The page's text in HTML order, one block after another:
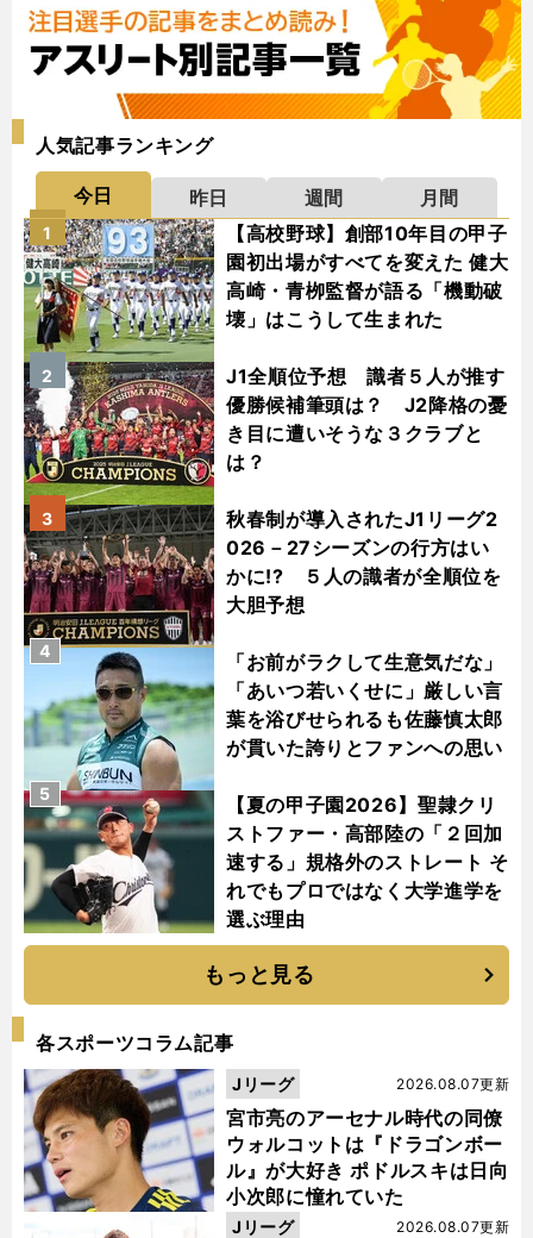
人気記事ランキング
今日 昨日 週間
月間
【高校野球】創部10年目の甲子
園初出場がすべてを変えた 健大
高崎・青栁監督が語る「機動破
壊」はこうして生まれた
1
J1全順位予想 識者５人が推す
優勝候補筆頭は？ J2降格の憂
き目に遭いそうな３クラブと
は？
2
秋春制が導入されたJ1リーグ2
026－27シーズンの行方はい
かに!? ５人の識者が全順位を
大胆予想
3
「お前がラクして生意気だな」
「あいつ若いくせに」厳しい言
葉を浴びせられるも佐藤慎太郎
が貫いた誇りとファンへの思い
4
【夏の甲子園2026】聖隷クリ
ストファー・高部陸の「２回加
速する」規格外のストレート そ
れでもプロではなく大学進学を
選ぶ理由
5
もっと見る
各スポーツコラム記事
宮市亮のアーセナル時代の同僚
ウォルコットは『ドラゴンボー
ル』が大好き ポドルスキは日向
小次郎に憧れていた
2026.08.07更新
Jリーグ
2026.08.07更新
Jリーグ